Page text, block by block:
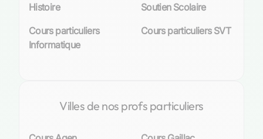
Histoire
Cours particuliers
Informatique
Soutien Scolaire
Cours particuliers SVT
Villes de nos profs particuliers